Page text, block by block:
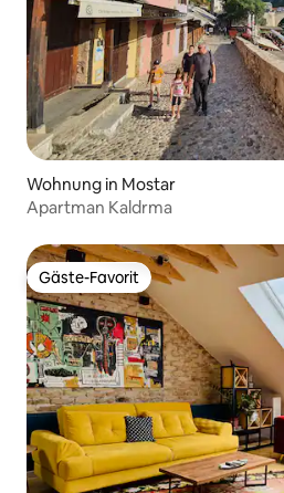
Wohnung in Mostar
Apartman Kaldrma
Gäste-Favorit
Gäste-Favorit